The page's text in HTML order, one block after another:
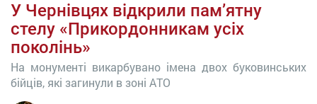
У Чернівцях відкрили пам’ятну
стелу «Прикордонникам усіх
поколінь»
На монументі викарбувано імена двох буковинських
бійців, які загинули в зоні АТО